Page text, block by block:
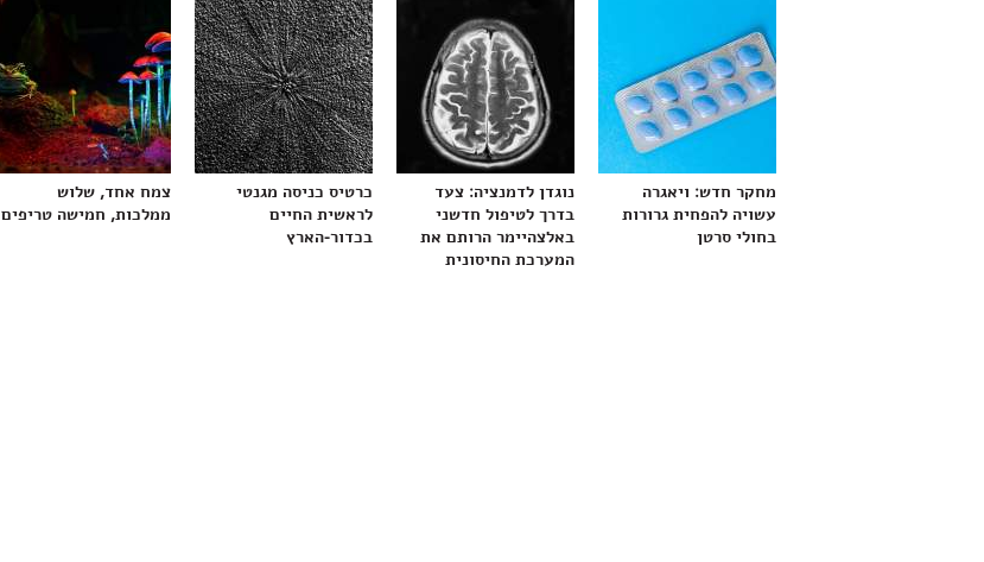
מחקר חדש: ויאגרה
עשויה להפחית גרורות
בחולי סרטן
נוגדן לדמנציה: צעד
בדרך לטיפול חדשני
באלצהיימר הרותם את
המערכת החיסונית
כרטיס כניסה מגנטי
לראשית החיים
בכדור-הארץ
צמח אחד, שלוש
ממלכות, חמישה טריפים